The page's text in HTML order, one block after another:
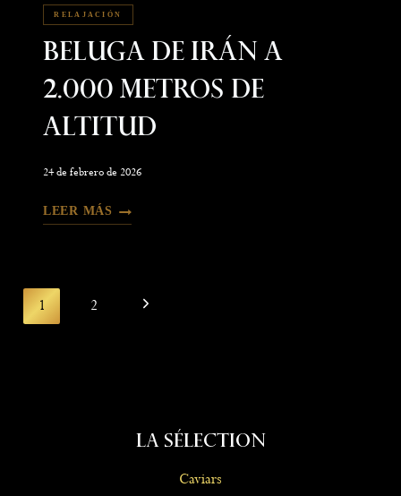
RELAJACIÓN
Beluga De Irán A
2.000 Metros De
Altitud
24 de febrero de 2026
LEER MÁS
Navegación
1 2
Next
La Sélection
Caviars